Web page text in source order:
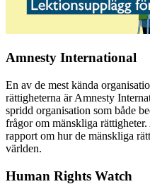
Amnesty International
En av de mest kända
rättigheterna är Amnesty
spridd organisation som både
frågor om mänskliga
rapport om hur de mänskliga
världen.
Human Rights Watch